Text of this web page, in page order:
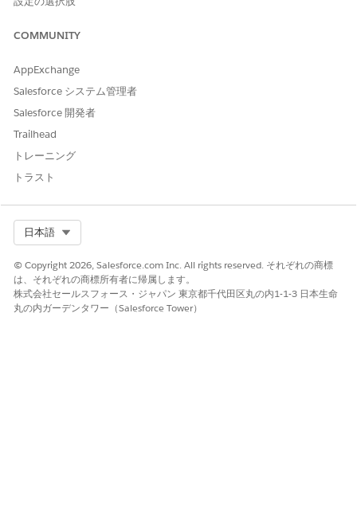
Nathan: 出張の払い戻しポリシーの対象となる食事の種類
AI エージェント: その情報を見つけることができます。
中の食事は 1 日あたり $75 まで払い戻しされます。これに
は、朝食、昼食、夕食が含まれます。アルコールは除外さ
れ、$25 を超える食事には領収書が必要です。 続行する前
ネイサン：いいえ、それは私の質問の答えです。ありがと
う!
る必要がある場合は、内部申請支援エージェントを使用し
て経費追跡システムにアクセスできます。
この記事で問題は解決されましたか?
COMMUNITY
AppExchange
Salesforce システム管理者
Salesforce 開発者
Trailhead
トレーニング
トラスト
日本語
© Copyright 2026, Salesforce.com Inc. All rights reserved. それぞれの商標
は、それぞれの商標所有者に帰属します。
株式会社セールスフォース・ジャパン 東京都千代田区丸の内1-1-3 日本生命
丸の内ガーデンタワー（Salesforce Tower）